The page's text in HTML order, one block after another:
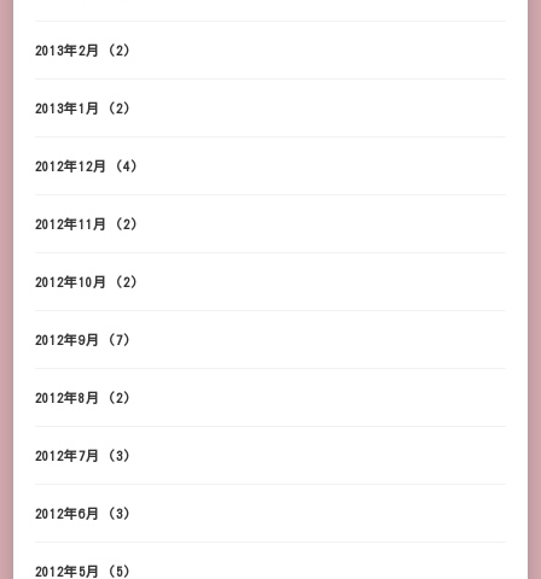
2013年2月 (2)
2013年1月 (2)
2012年12月 (4)
2012年11月 (2)
2012年10月 (2)
2012年9月 (7)
2012年8月 (2)
2012年7月 (3)
2012年6月 (3)
2012年5月 (5)